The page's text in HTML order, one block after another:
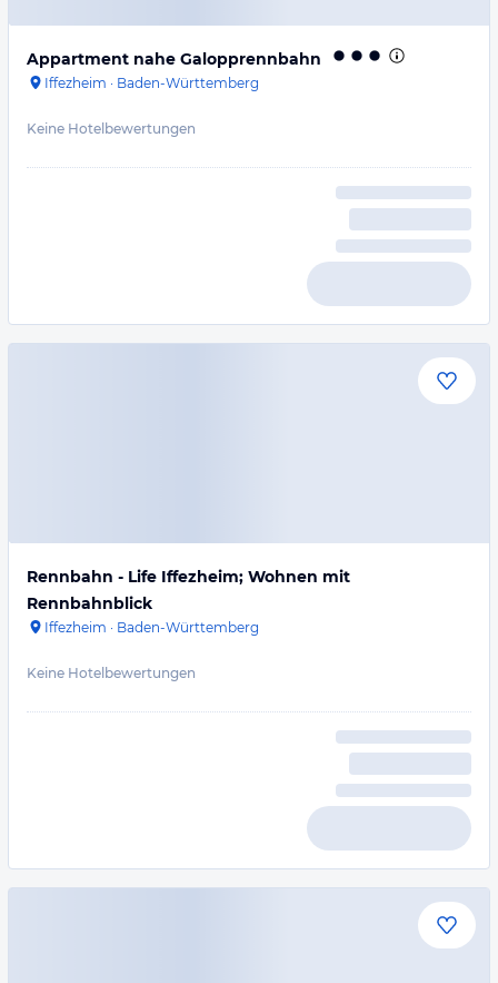
Appartment nahe Galopprennbahn
Iffezheim · Baden-Württemberg
Keine Hotelbewertungen
Rennbahn - Life Iffezheim; Wohnen mit
Rennbahnblick
Iffezheim · Baden-Württemberg
Keine Hotelbewertungen